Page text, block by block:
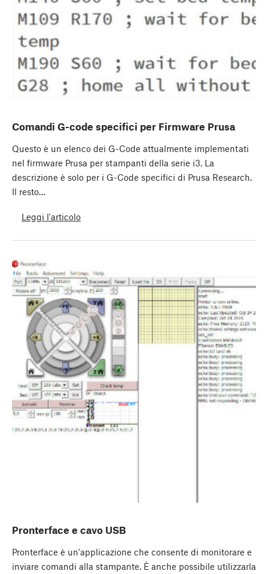
Comandi G-code specifici per Firmware Prusa
Questo è un elenco dei G-Code attualmente implementati
nel firmware Prusa per stampanti della serie i3. La
descrizione è solo per i G-Code specifici di Prusa Research.
Il resto…
Leggi l'articolo
Pronterface e cavo USB
Pronterface è un'applicazione che consente di monitorare e
inviare comandi alla stampante. È anche possibile utilizzarla